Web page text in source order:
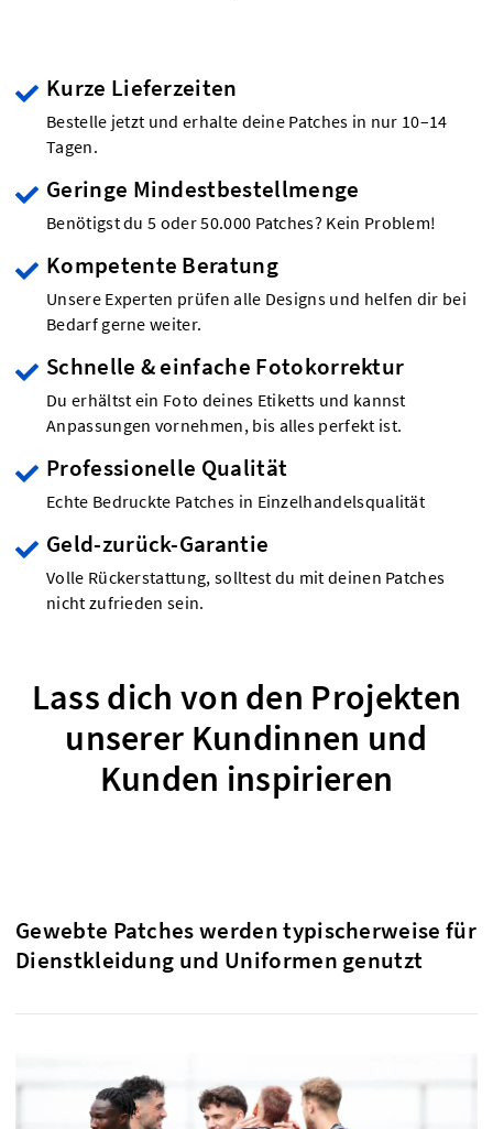
Kurze Lieferzeiten
Bestelle jetzt und erhalte deine Patches in nur 10–14
Tagen.
Geringe Mindestbestellmenge
Benötigst du 5 oder 50.000 Patches? Kein Problem!
Kompetente Beratung
Unsere Experten prüfen alle Designs und helfen dir bei
Bedarf gerne weiter.
Schnelle & einfache Fotokorrektur
Du erhältst ein Foto deines Etiketts und kannst
Anpassungen vornehmen, bis alles perfekt ist.
Professionelle Qualität
Echte Bedruckte Patches in Einzelhandelsqualität
Geld-zurück-Garantie
Volle Rückerstattung, solltest du mit deinen Patches
nicht zufrieden sein.
Lass dich von den Projekten
unserer Kundinnen und
Kunden inspirieren
Gewebte Patches werden typischerweise für
Dienstkleidung und Uniformen genutzt